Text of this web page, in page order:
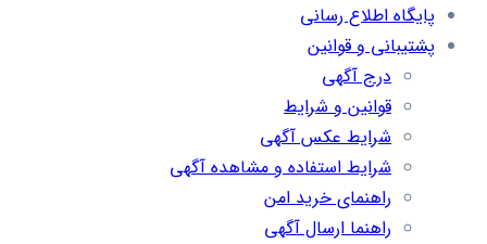
پایگاه اطلاع رسانی
پشتیبانی و قوانین
درج آگهی
قوانین و شرایط
شرایط عکس آگهی
شرایط استفاده و مشاهده آگهی
راهنمای خرید امن
راهنما ارسال آگهی